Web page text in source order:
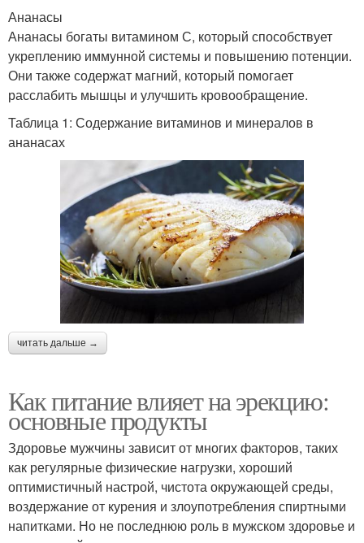
Ананасы
Ананасы богаты витамином С, который способствует
укреплению иммунной системы и повышению потенции.
Они также содержат магний, который помогает
расслабить мышцы и улучшить кровообращение.
Таблица 1: Содержание витаминов и минералов в
ананасах
читать дальше →
Как питание влияет на эрекцию:
основные продукты
Здоровье мужчины зависит от многих факторов, таких
как регулярные физические нагрузки, хороший
оптимистичный настрой, чистота окружающей среды,
воздержание от курения и злоупотребления спиртными
напитками. Но не последнюю роль в мужском здоровье и